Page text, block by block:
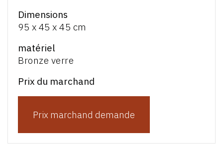
Dimensions
95 x 45 x 45 cm
matériel
Bronze verre
Prix du marchand
Prix marchand demande